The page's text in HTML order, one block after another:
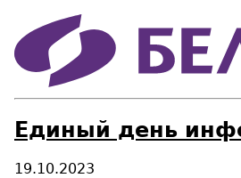
Единый день
19.10.2023